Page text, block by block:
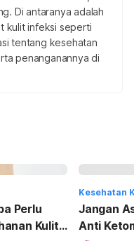
Di antaranya adalah
kulit infeksi seperti
tentang kesehatan
penanganannya di
Perlu
Kulit
Kesehatan
Jangan
Anti